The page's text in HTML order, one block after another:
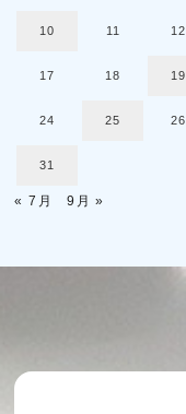
10 11 12
17 18 19
24 25 26
31
« 7月 9月 »